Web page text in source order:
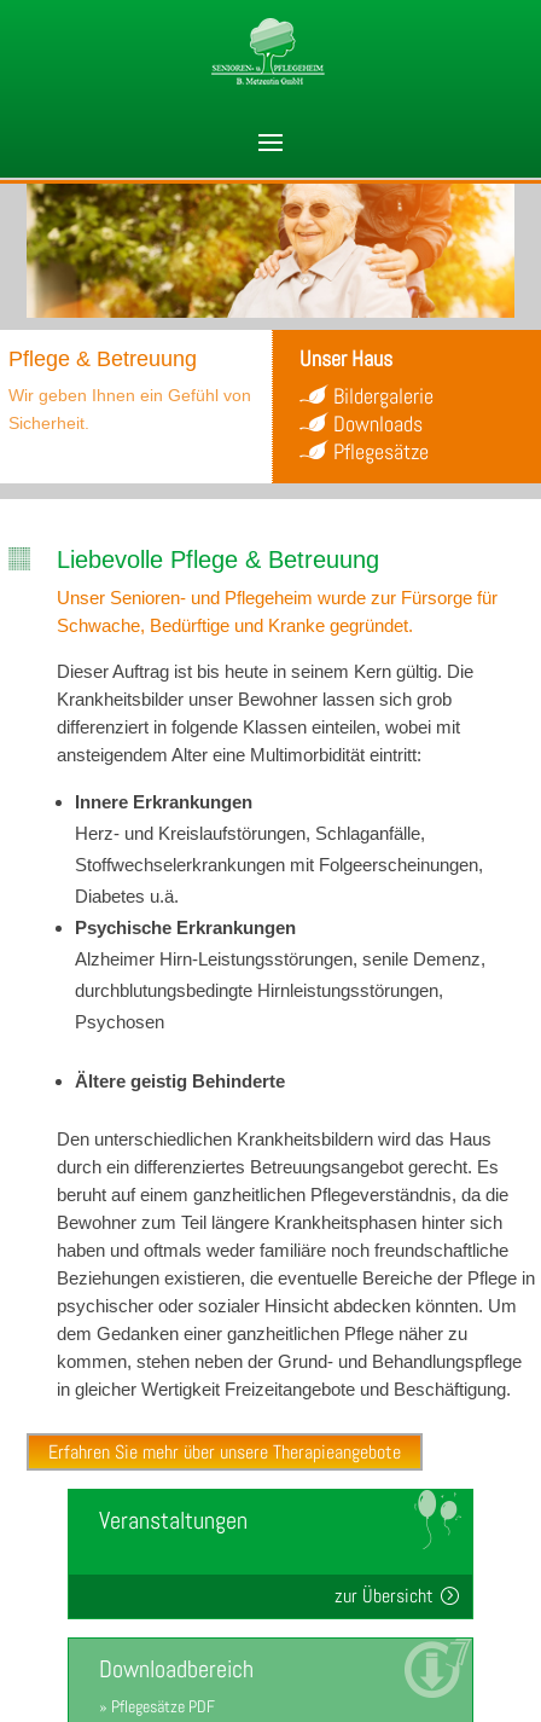
Pflege & Betreuung
Wir geben Ihnen ein Gefühl von
Sicherheit.
Unser Haus
Bildergalerie
Downloads
Pflegesätze
Liebevolle Pflege & Betreuung
Unser Senioren- und Pflegeheim wurde zur Fürsorge für
Schwache, Bedürftige und Kranke gegründet.
Dieser Auftrag ist bis heute in seinem Kern gültig. Die
Krankheitsbilder unser Bewohner lassen sich grob
differenziert in folgende Klassen einteilen, wobei mit
ansteigendem Alter eine Multimorbidität eintritt:
Innere Erkrankungen
Herz- und Kreislaufstörungen, Schlaganfälle,
Stoffwechselerkrankungen mit Folgeerscheinungen,
Diabetes u.ä.
Psychische Erkrankungen
Alzheimer Hirn-Leistungsstörungen, senile Demenz,
durchblutungsbedingte Hirnleistungsstörungen,
Psychosen
Ältere geistig Behinderte
Den unterschiedlichen Krankheitsbildern wird das Haus
durch ein differenziertes Betreuungsangebot gerecht. Es
beruht auf einem ganzheitlichen Pflegeverständnis, da die
Bewohner zum Teil längere Krankheitsphasen hinter sich
haben und oftmals weder familiäre noch freundschaftliche
Beziehungen existieren, die eventuelle Bereiche der Pflege in
psychischer oder sozialer Hinsicht abdecken könnten. Um
dem Gedanken einer ganzheitlichen Pflege näher zu
kommen, stehen neben der Grund- und Behandlungspflege
in gleicher Wertigkeit Freizeitangebote und Beschäftigung.
Erfahren Sie mehr über unsere Therapieangebote
Veranstaltungen
zur Übersicht
Downloadbereich
» Pflegesätze PDF